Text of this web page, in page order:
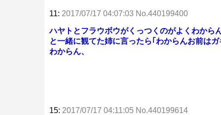
11: 2017/07/17 04:07:03 No.440199400
ハヤトとフラウボウがくっつくのがよくわから
と一緒に観てた姉に言ったら｢わからんお前は
わからん、
15: 2017/07/17 04:11:05 No.440199614